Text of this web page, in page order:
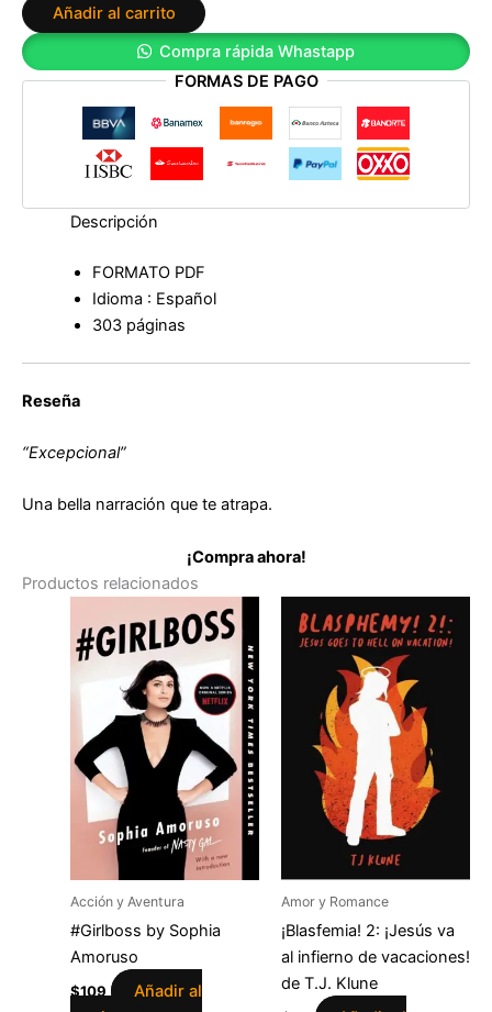
Margarita
Robayo
cantidad
Añadir al carrito
Compra rápida Whastapp
FORMAS DE PAGO
Descripción
FORMATO PDF
Idioma : Español
303 páginas
Reseña
“Excepcional”
Una bella narración que te atrapa.
¡Compra ahora!
Productos relacionados
Acción y Aventura
#Girlboss by Sophia
Amoruso
$109
Añadir al
Amor y Romance
¡Blasfemia! 2: ¡Jesús va
al infierno de vacaciones!
de T.J. Klune